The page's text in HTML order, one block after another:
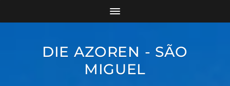
DIE AZOREN - SÃO
MIGUEL